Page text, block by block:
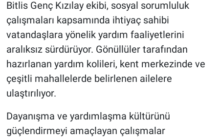
Bitlis Genç Kızılay ekibi, sosyal sorumluluk
çalışmaları kapsamında ihtiyaç sahibi
vatandaşlara yönelik yardım faaliyetlerini
aralıksız sürdürüyor. Gönüllüler tarafından
hazırlanan yardım kolileri, kent merkezinde ve
çeşitli mahallelerde belirlenen ailelere
ulaştırılıyor.
Dayanışma ve yardımlaşma kültürünü
güçlendirmeyi amaçlayan çalışmalar